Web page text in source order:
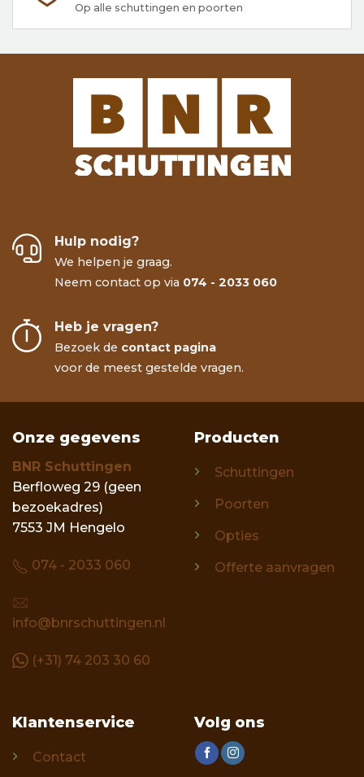
Op alle schuttingen en poorten
Hulp nodig?
We helpen je graag.
Neem contact op via 074 - 2033 060
Heb je vragen?
Bezoek de contact pagina
voor de meest gestelde vragen.
Onze gegevens
BNR Schuttingen
Berfloweg 29 (geen
bezoekadres)
7553 JM Hengelo
074 - 2033 060
info@bnrschuttingen.nl
(+31) 74 203 30 60
Producten
Schuttingen
Poorten
Opties
Offerte aanvragen
Klantenservice
Contact
Volg ons